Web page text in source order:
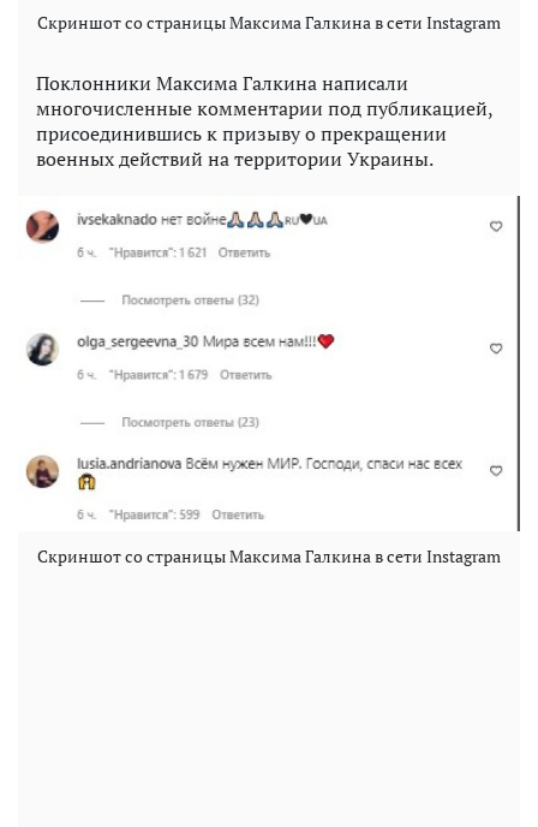
Скриншот со страницы Максима Галкина в сети Instagram
Поклонники Максима Галкина написали
многочисленные комментарии под публикацией,
присоединившись к призыву о прекращении
военных действий на территории Украины.
Скриншот со страницы Максима Галкина в сети Instagram